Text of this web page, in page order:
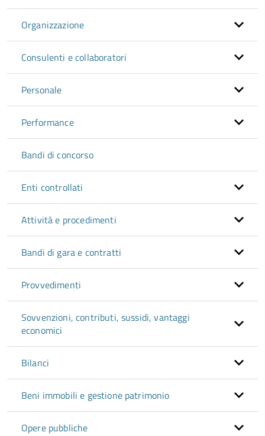
Organizzazione
Consulenti e collaboratori
Personale
Performance
Bandi di concorso
Enti controllati
Attività e procedimenti
Bandi di gara e contratti
Provvedimenti
Sovvenzioni, contributi, sussidi, vantaggi
economici
Bilanci
Beni immobili e gestione patrimonio
Opere pubbliche